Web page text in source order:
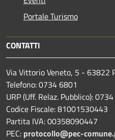
Portale Turismo
CONTATTI
Via Vittorio Veneto, 5 - 63822
Telefono: 0734 6801
URP (Uff. Relaz. Pubblico):
Codice Fiscale: 81001530443
Partita IVA: 00358090447
PEC: protocollo@pec-